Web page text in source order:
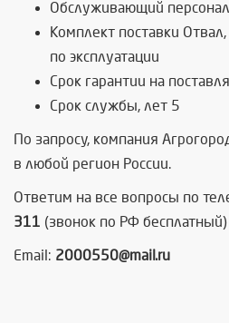
Обслуживающий
Комплект поставки
по эксплуатации
Срок гарантии на
Срок службы, лет 5
По запросу, компания
в любой регион России.
Ответим на все вопросы по
311 (звонок по РФ бесплатный)
Email: 2000550@mail.ru